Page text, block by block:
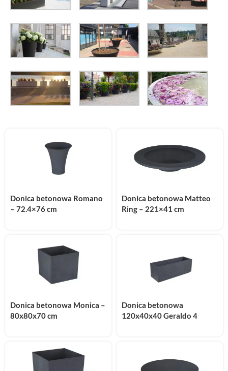
Donica betonowa Romano
– 72.4×76 cm
Donica betonowa Matteo
Ring – 221×41 cm
Donica betonowa Monica –
80x80x70 cm
Donica betonowa
120x40x40 Geraldo 4